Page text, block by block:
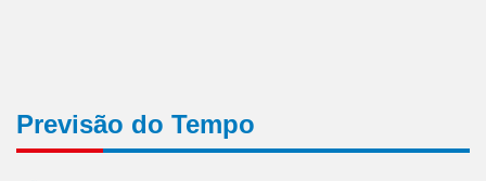
Previsão do Tempo